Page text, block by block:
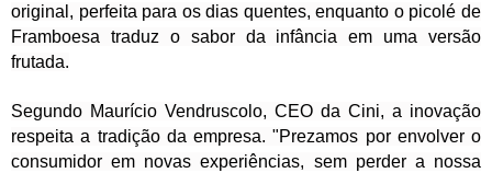
original, perfeita para os dias quentes, enquanto o picolé de
Framboesa traduz o sabor da infância em uma versão
frutada.
Segundo Maurício Vendruscolo, CEO da Cini, a inovação
respeita a tradição da empresa. "Prezamos por envolver o
consumidor em novas experiências, sem perder a nossa